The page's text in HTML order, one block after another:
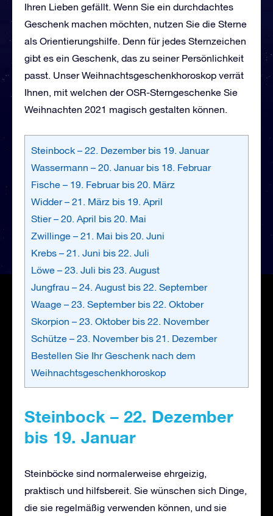
Ihren Lieben gefällt. Wenn Sie ein durchdachtes
Geschenk machen möchten, nutzen Sie die Sterne
als Orientierungshilfe. Denn für jedes Sternzeichen
gibt es ein Geschenk, das zu seiner Persönlichkeit
passt. Unser Weihnachtsgeschenkhoroskop verrät
Ihnen, mit welchen der OSR-Sterngeschenke Sie
Weihnachten 2021 magisch gestalten können.
Steinbock – 22. Dezember bis 19. Januar
Wassermann – 20. Januar bis 18. Februar
Fische – 19. Februar bis 20. März
Widder – 21. März bis 19. April
Stier – 20. April bis 20. Mai
Zwillinge – 21. Mai bis 20. Juni
Krebs – 21. Juni bis 22. Juli
Löwe – 23. Juli bis 23. August
Jungfrau – 24. August bis 22. September
Waage – 23. September bis 22. Oktober
Skorpion – 23. Oktober bis 22. November
Schütze – 23. November bis 21. Dezember
Bestellen Sie Ihr Geschenk nach dem
Weihnachtsgeschenkhoroskop
Steinbock – 22. Dezember
bis 19. Januar
Steinböcke sind normalerweise ehrgeizig,
praktisch und hilfsbereit. Sie wünschen sich Dinge,
die sie regelmäßig verwenden können, und sie